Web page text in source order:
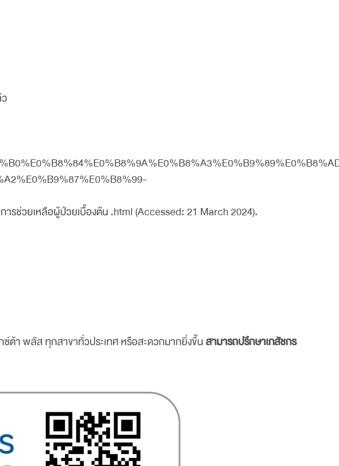
ช่วยเหลือผู้ป่วยเบื้องต้น .html (Accessed: 21 March 2024).
ต้า พลัส ทุกสาขาทั่วประเทศ หรือสะดวกมากยิ่งขึ้นสามารถปรึกษาเภสัชกร